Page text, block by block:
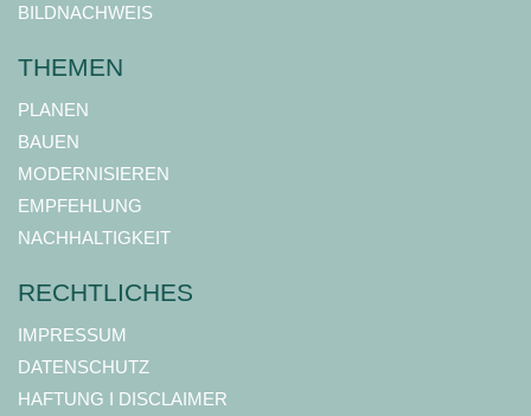
BILDNACHWEIS
THEMEN
PLANEN
BAUEN
MODERNISIEREN
EMPFEHLUNG
NACHHALTIGKEIT
RECHTLICHES
IMPRESSUM
DATENSCHUTZ
HAFTUNG I DISCLAIMER